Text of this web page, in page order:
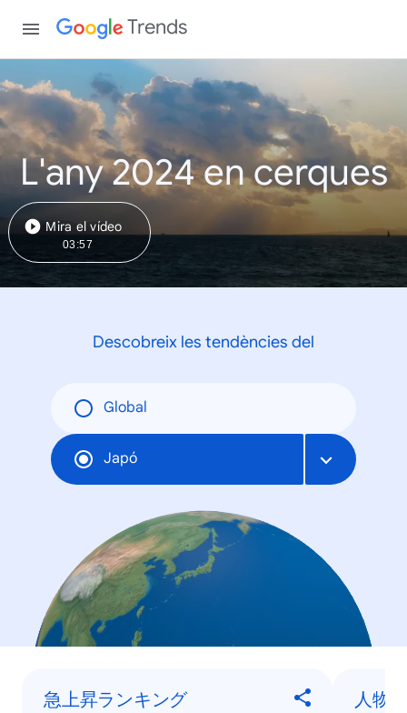
Trends
L'any 2024 en cerques
Mira el vídeo
03:57
Descobreix les tendències del
Global
Japó
急上昇ランキング
人物